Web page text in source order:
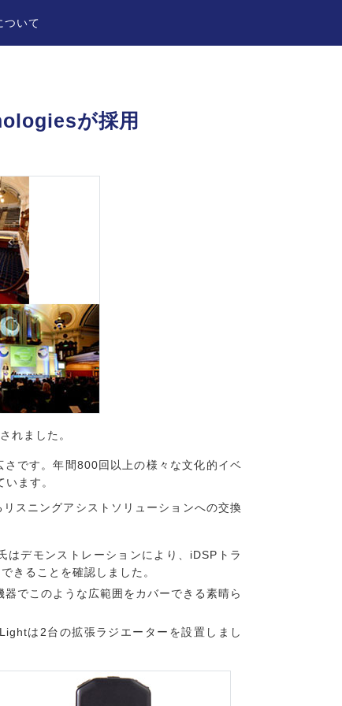
ついて
が採用
れました。
です。年間800回以上の様々な文化的イベ
ます。
スニングアシストソリューションへの交換
デモンストレーションにより、iDSPトラ
きることを確認しました。
でこのような広範囲をカバーできる素晴ら
は2台の拡張ラジエーターを設置しまし